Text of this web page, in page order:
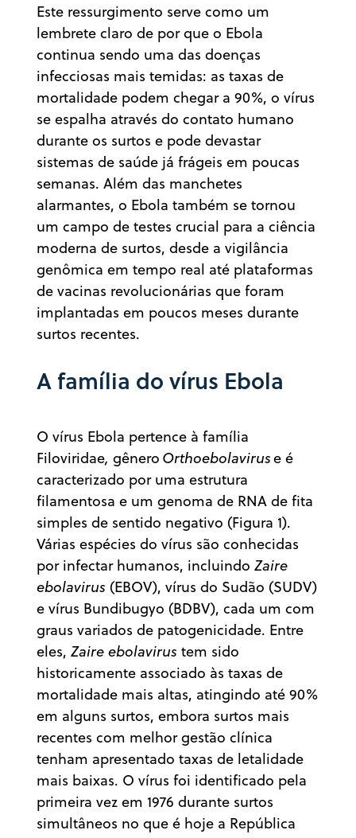
Este ressurgimento serve como um
lembrete claro de por que o Ebola
continua sendo uma das doenças
infecciosas mais temidas: as taxas de
mortalidade podem chegar a 90%, o vírus
se espalha através do contato humano
durante os surtos e pode devastar
sistemas de saúde já frágeis em poucas
semanas. Além das manchetes
alarmantes, o Ebola também se tornou
um campo de testes crucial para a ciência
moderna de surtos, desde a vigilância
genômica em tempo real até plataformas
de vacinas revolucionárias que foram
implantadas em poucos meses durante
surtos recentes.
A família do vírus Ebola
O vírus Ebola pertence à família
Filoviridae, gênero Orthoebolaviruse é
caracterizado por uma estrutura
filamentosa e um genoma de RNA de fita
simples de sentido negativo (Figura 1).
Várias espécies do vírus são conhecidas
por infectar humanos, incluindo Zaire
ebolavirus (EBOV), vírus do Sudão (SUDV)
e vírus Bundibugyo (BDBV), cada um com
graus variados de patogenicidade. Entre
eles, Zaire ebolavirus tem sido
historicamente associado às taxas de
mortalidade mais altas, atingindo até 90%
em alguns surtos, embora surtos mais
recentes com melhor gestão clínica
tenham apresentado taxas de letalidade
mais baixas. O vírus foi identificado pela
primeira vez em 1976 durante surtos
simultâneos no que é hoje a República